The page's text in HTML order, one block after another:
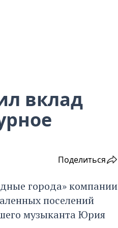
вклад
Поделиться
города» компании
поселений
музыканта Юрия